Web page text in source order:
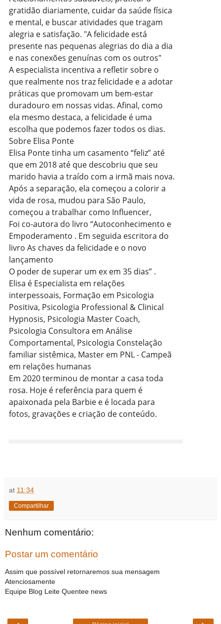
gratidão diariamente, cuidar da saúde física
e mental, e buscar atividades que tragam
alegria e satisfação. "A felicidade está
presente nas pequenas alegrias do dia a dia
e nas conexões genuínas com os outros"
A especialista incentiva a refletir sobre o
que realmente nos traz felicidade e a adotar
práticas que promovam um bem-estar
duradouro em nossas vidas. Afinal, como
ela mesmo destaca, a felicidade é uma
escolha que podemos fazer todos os dias.
Sobre Elisa Ponte
Elisa Ponte tinha um casamento “feliz” até
que em 2018 até que descobriu que seu
marido havia a traído com a irmã mais nova.
Após a separação, ela começou a colorir a
vida de rosa, mudou para São Paulo,
começou a trabalhar como Influencer,
Foi co-autora do livro “Autoconhecimento e
Empoderamento . Em seguida escritora do
livro As chaves da felicidade e o novo
lançamento
O poder de superar um ex em 35 dias” .
Elisa é Especialista em relações
interpessoais, Formação em Psicologia
Positiva, Psicologia Professional & Clinical
Hypnosis, Psicologia Master Coach,
Psicologia Consultora em Análise
Comportamental, Psicologia Constelação
familiar sistêmica, Master em PNL - Campeã
em relações humanas
Em 2020 terminou de montar a casa toda
rosa. Hoje é referência para quem é
apaixonada pela Barbie e é locada para
fotos, gravações e criação de conteúdo.
at 11:34
Compartilhar
Nenhum comentário:
Postar um comentário
Assim que possível retornaremos sua mensagem
Atenciosamente
Equipe Blog Leite Quentee news